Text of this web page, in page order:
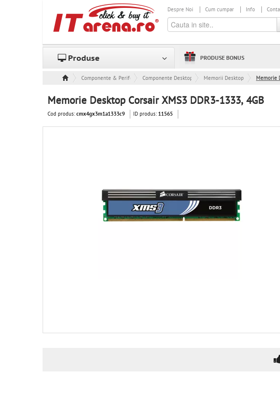
Despre Noi Cum cumpar Info
Produse PRODUSE BONUS
Componente & Periferice Componente Desktop Memorii Desktop Memorie
Memorie Desktop Corsair XMS3 DDR3-1333, 4GB
Cod produs:cmx4gx3m1a1333c9 ID produs: 11565